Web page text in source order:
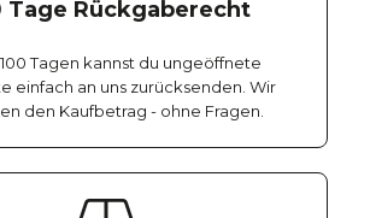
Tage Rückgaberecht
Tagen kannst du ungeöffnete
einfach an uns zurücksenden. Wir
den Kaufbetrag - ohne Fragen.